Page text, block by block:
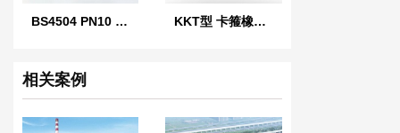
BS4504 PN10 英国标准橡胶膨胀节 KKT型 卡箍橡胶接头
相关案例